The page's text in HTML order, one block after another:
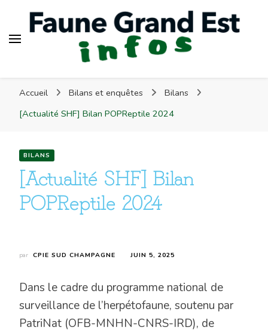
Accueil Bilans et enquêtes
Bilans
[Actualité SHF] Bilan POPReptile 2024
BILANS
[Actualité SHF] Bilan
POPReptile 2024
par CPIE SUD CHAMPAGNE JUIN 5, 2025
Dans le cadre du programme national de
surveillance de l’herpétofaune, soutenu par
PatriNat (OFB-MNHN-CNRS-IRD), de